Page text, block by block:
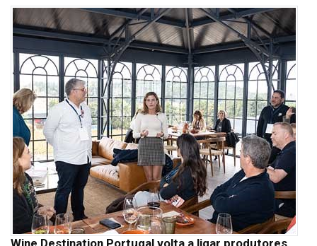
Wine Destination Portugal volta a ligar produtores